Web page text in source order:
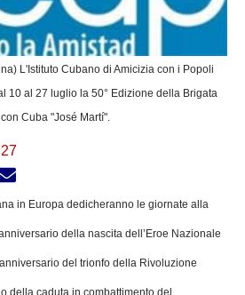
L'Istituto Cubano di Amicizia con i Popoli
10 al 27 luglio la 50° Edizione della Brigata
Cuba "José Martí".
in Europa dedicheranno le giornate alla
della nascita dell’Eroe Nazionale
del trionfo della Rivoluzione
della caduta in combattimento del